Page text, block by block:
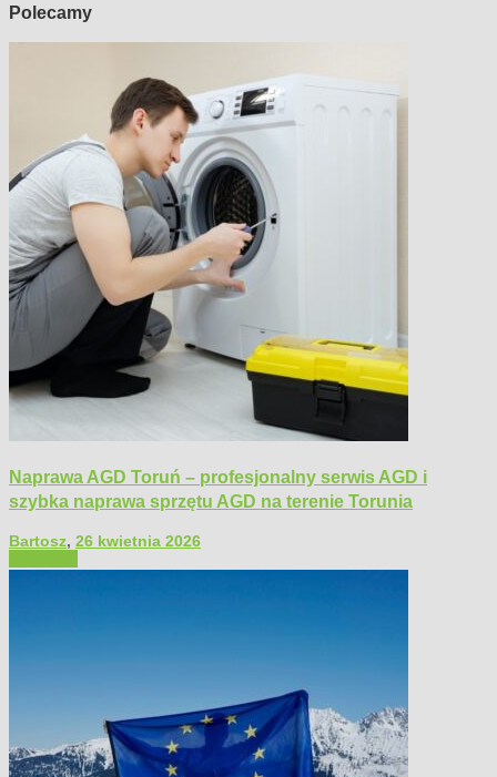
Polecamy
Naprawa AGD Toruń – profesjonalny serwis AGD i
szybka naprawa sprzętu AGD na terenie Torunia
Bartosz, 26 kwietnia 2026